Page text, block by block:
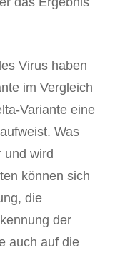
Virus haben
im Vergleich
Variante eine
Was
und wird
können sich
die
der
auch auf die